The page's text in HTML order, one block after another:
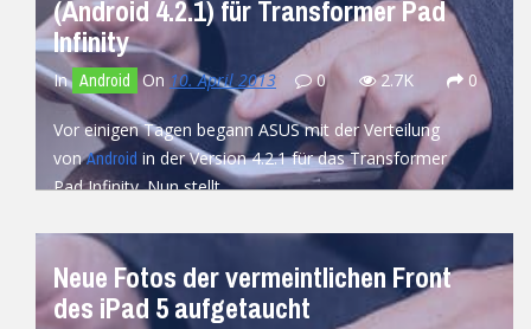
(Android 4.2.1) für Transformer Pad
Infinity
In Android On 10. April 2013 0 2.7K 0
Vor einigen Tagen begann ASUS mit der Verteilung
vonAndroid in der Version 4.2.1 für das Transformer
Pad Infinity. Nun stellt...
Neue Fotos der vermeintlichen Front
des iPad 5 aufgetaucht